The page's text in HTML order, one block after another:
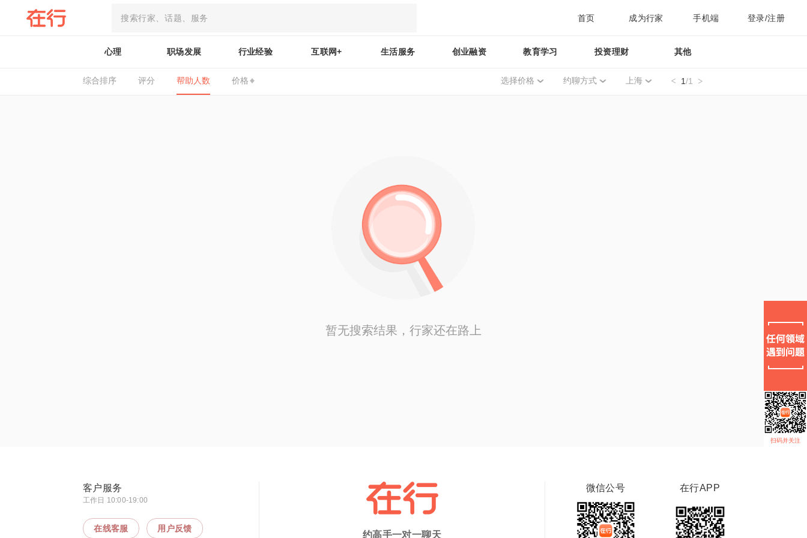
首页 成为行家 手机端 登录/注册
心理 职场发展 行业经验 互联网+ 生活服务 创业融资 教育学习 投资理财 其他
综合排序 评分 帮助人数 价格 选择价格 约聊方式 上海 1/1
暂无搜索结果，行家还在路上
扫码并关注
客户服务
工作日 10:00-19:00
在线客服 用户反馈
约高手一对一聊天
微信公号 在行APP